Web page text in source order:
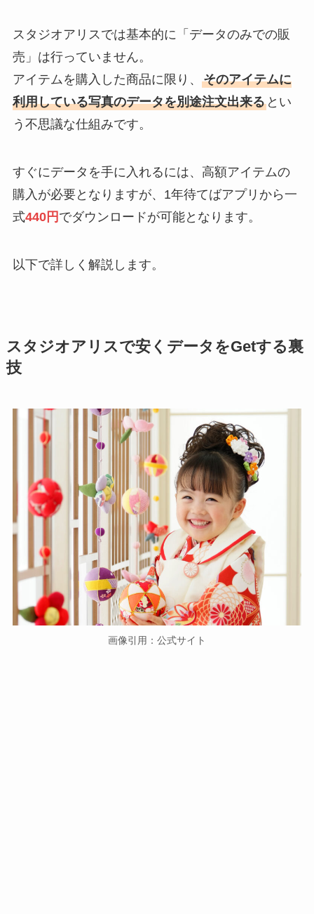
スタジオアリスでは基本的に「データのみでの販
売」は行っていません。
アイテムを購入した商品に限り、 そのアイテムに
利用している写真のデータを別途注文出来るとい
う不思議な仕組みです。
すぐにデータを手に入れるには、高額アイテムの
購入が必要となりますが、1年待てばアプリから一
式440円 でダウンロードが可能となります。
以下で詳しく解説します。
スタジオアリスで安くデータをGetする裏
技
画像引用：公式サイト